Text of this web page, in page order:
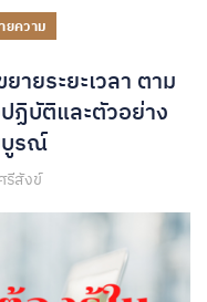
ยความ
ายระยะเวลา ตาม
ฏิบัติและตัวอย่าง
บูรณ์
รีสังข์